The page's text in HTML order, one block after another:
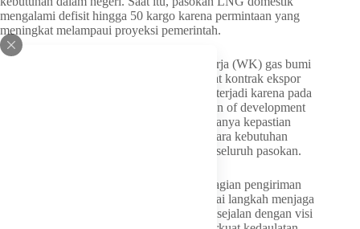
mengalami defisit hingga 50 kargo karena permintaan yang
meningkat melampaui proyeksi pemerintah.
Di sisi lain, sejumlah pengelola wilayah kerja (WK) gas bumi
penghasil LNG telah lebih dahulu mengikat kontrak ekspor
dengan pasar luar negeri. Kondisi tersebut terjadi karena pada
tahap perencanaan pengembangan atau plan of development
(POD), pelaku usaha harus memastikan adanya kepastian
pasar untuk LNG yang diproduksi, sementara kebutuhan
domestik saat itu belum mampu menyerap seluruh pasokan.
Kebijakan pemerintah untuk menunda sebagian pengiriman
ekspor LNG hingga 2026 dilakukan sebagai langkah menjaga
pasokan energi nasional. Langkah ini juga sejalan dengan visi